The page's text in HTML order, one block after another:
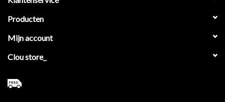
Producten
Mijn account
Clou store_